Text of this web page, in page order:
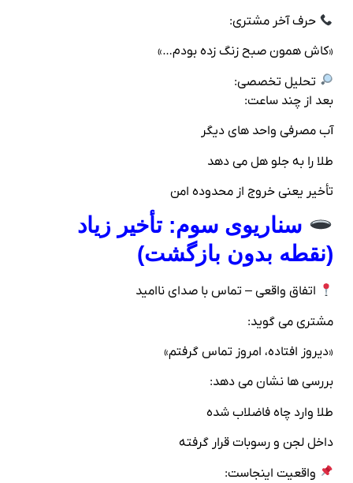
حرف آخر مشتری:
«کاش همون صبح زنگ زده بودم…»
تحلیل تخصصی:
بعد از چند ساعت:
آب مصرفی واحد های دیگر
طلا را به جلو هل می‌ دهد
تأخیر یعنی خروج از محدوده امن
سناریوی سوم: تأخیر زیاد
(نقطه بدون بازگشت)
اتفاق واقعی – تماس با صدای ناامید
مشتری می‌ گوید:
«دیروز افتاده، امروز تماس گرفتم»
بررسی‌ ها نشان می‌ دهد:
طلا وارد چاه فاضلاب شده
داخل لجن و رسوبات قرار گرفته
واقعیت اینجاست: